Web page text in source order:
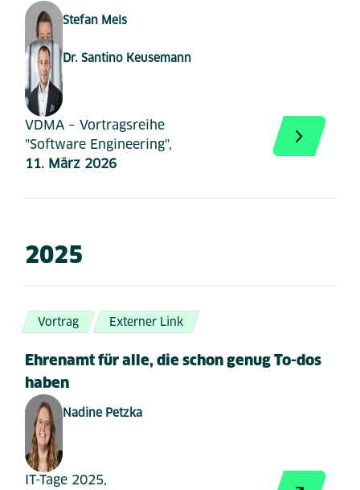
Stefan Mels
Dr. Santino Keusemann
VDMA – Vortragsreihe
"Software Engineering",
11. März 2026
2025
Vortrag Externer Link
Ehrenamt für alle, die schon genug To-dos
haben
Nadine Petzka
IT-Tage 2025,